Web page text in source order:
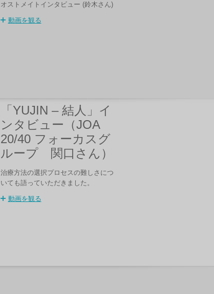
オストメイトインタビュー (鈴木さん)
動画を観る
「YUJIN – 結人」イ
ンタビュー（JOA
20/40 フォーカスグ
ループ 関口さん）
治療方法の選択プロセスの難しさにつ
いても語っていただきました。
動画を観る